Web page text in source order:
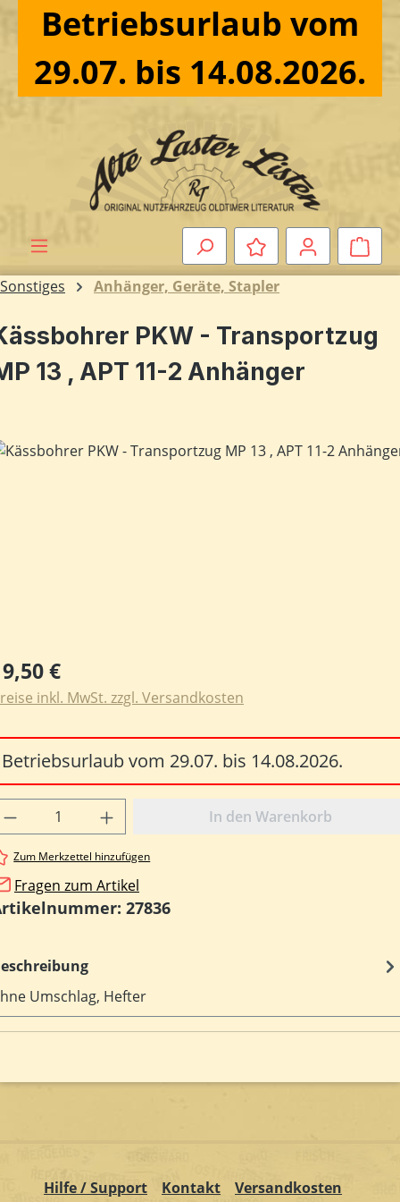
Zum Hauptinhalt springen
Betriebsurlaub vom
29.07. bis 14.08.2026.
Sonstiges Anhänger, Geräte, Stapler
PKW - Transportzug
13 , APT 11-2 Anhänger
überspringen
Preis:
€
inkl. MwSt. zzgl. Versandkosten
Betriebsurlaub vom 29.07. bis 14.08.2026.
Anzahl: Gib den gewünschten
In den Warenkorb
Zum Merkzettel hinzufügen
Fragen zum Artikel
27836
Umschlag, Hefter
Hilfe / Support Kontakt Versandkosten